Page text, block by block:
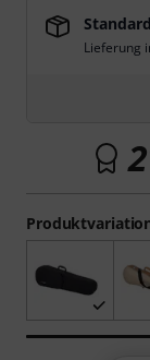
Lieferung